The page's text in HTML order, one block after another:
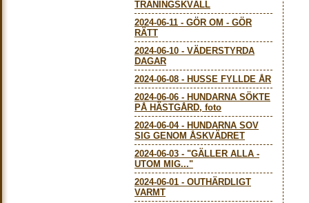
TRÄNINGSKVÄLL
2024-06-11 - GÖR OM - GÖR
RÄTT
2024-06-10 - VÄDERSTYRDA
DAGAR
2024-06-08 - HUSSE FYLLDE ÅR
2024-06-06 - HUNDARNA SÖKTE
PÅ HÄSTGÅRD, foto
2024-06-04- HUNDARNA SOV
SIG GENOM ÅSKVÄDRET
2024-06-03 - "GÄLLER ALLA -
UTOM MIG..."
2024-06-01 - OUTHÄRDLIGT
VARMT